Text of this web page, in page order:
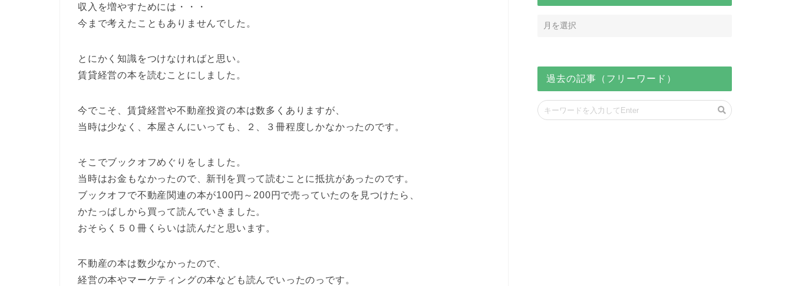
収入を増やすためには・・・
今まで考えたこともありませんでした。
とにかく知識をつけなければと思い。
賃貸経営の本を読むことにしました。
今でこそ、賃貸経営や不動産投資の本は数多くありますが、
当時は少なく、本屋さんにいっても、２、３冊程度しかなかったのです。
そこでブックオフめぐりをしました。
当時はお金もなかったので、新刊を買って読むことに抵抗があったのです。
ブックオフで不動産関連の本が100円～200円で売っていたのを見つけたら、
かたっぱしから買って読んでいきました。
おそらく５０冊くらいは読んだと思います。
不動産の本は数少なかったので、
経営の本やマーケティングの本なども読んでいったのっです。
過去の記事（フリーワード）